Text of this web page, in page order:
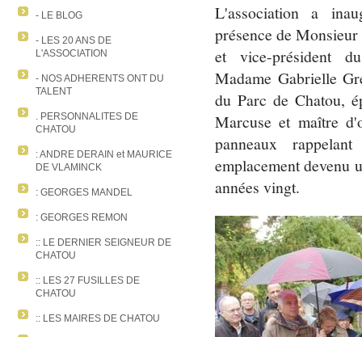
- LE BLOG
- LES 20 ANS DE
L'ASSOCIATION
- NOS ADHERENTS ONT DU
TALENT
. PERSONNALITES DE
CHATOU
: ANDRE DERAIN et MAURICE
DE VLAMINCK
: GEORGES MANDEL
: GEORGES REMON
:: LE DERNIER SEIGNEUR DE
CHATOU
:: LES 27 FUSILLES DE
CHATOU
:: LES MAIRES DE CHATOU
L'association a
présence de
et vice-président
Madame Gabrielle
du Parc de Chatou,
Marcuse et maître
panneaux
emplacement devenu
années vingt.